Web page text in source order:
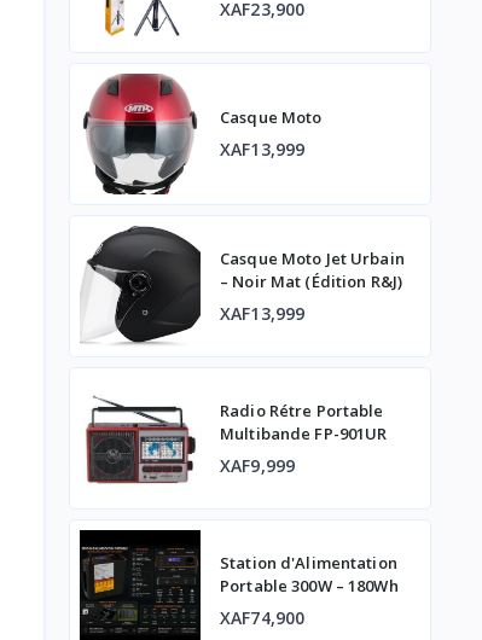
XAF23,900
Casque Moto
XAF13,999
Casque Moto Jet Urbain
– Noir Mat (Édition R&J)
XAF13,999
Radio Rétre Portable
Multibande FP-901UR
XAF9,999
Station d'Alimentation
Portable 300W – 180Wh
XAF74,900